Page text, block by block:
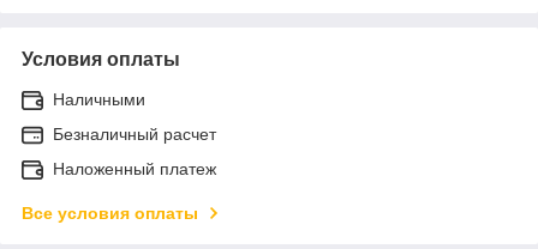
Условия оплаты
Наличными
Безналичный расчет
Наложенный платеж
Все условия оплаты